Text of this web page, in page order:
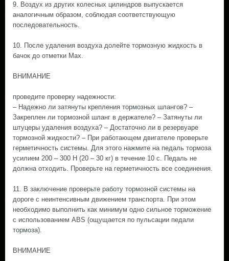
9. Воздух из других колесных цилиндров выпускается
аналогичным образом, соблюдая соответствующую
последовательность.
10. После удаления воздуха долейте тормозную жидкость в
бачок до отметки Mах.
ВНИМАНИЕ
проведите проверку надежности:
– Надежно ли затянуты крепления тормозных шлангов? –
Закреплен ли тормозной шланг в держателе? – Затянуты ли
штуцеры удаления воздуха? – Достаточно ли в резервуаре
тормозной жидкости? – При работающем двигателе проверьте
герметичность системы. Для этого нажмите на педаль тормоза
усилием 200 – 300 Н (20 – 30 кг) в течение 10 с. Педаль не
должна отходить. Проверьте на герметичность все соединения.
11. В заключение проверьте работу тормозной системы на
дороге с неинтенсивным движением транспорта. При этом
необходимо выполнить как минимум одно сильное торможение
с использованием ABS (ощущается по пульсации педали
тормоза).
ВНИМАНИЕ